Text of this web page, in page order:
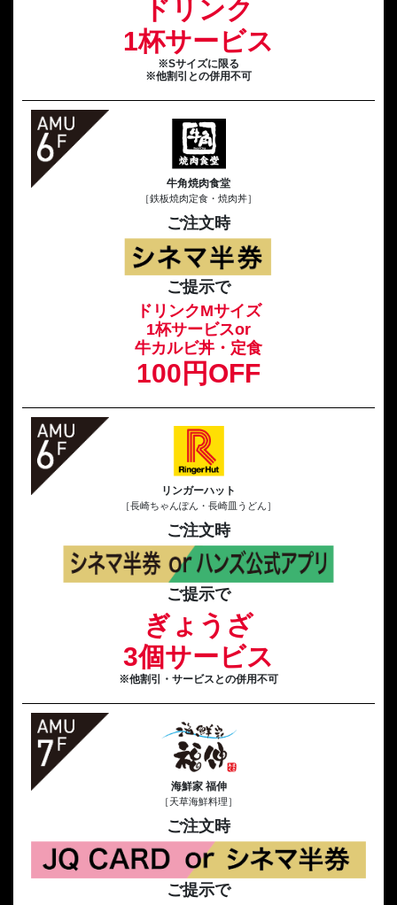
ドリンク
1杯サービス
※Sサイズに限る
※他割引との併用不可
牛角焼肉食堂
［鉄板焼肉定食・焼肉丼］
ご注文時
ご提示で
ドリンクMサイズ
1杯サービスor
牛カルビ丼・定食
100円OFF
リンガーハット
［長崎ちゃんぽん・長崎皿うどん］
ご注文時
ご提示で
ぎょうざ
3個サービス
※他割引・サービスとの併用不可
海鮮家 福伸
［天草海鮮料理］
ご注文時
ご提示で